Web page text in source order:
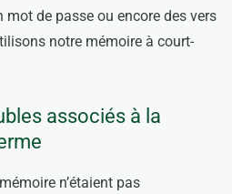
mot de passe ou encore des vers
notre mémoire à court-
associés à la
n’étaient pas